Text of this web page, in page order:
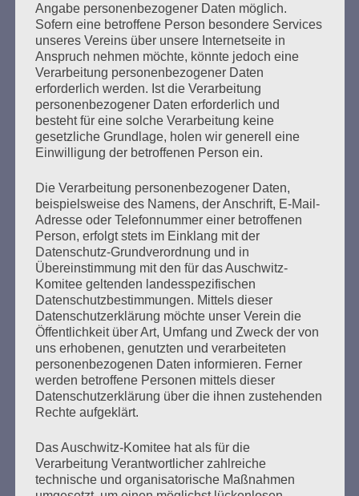
Erinnern heißt handeln:
GEMEINSAM GEGEN DEN HASS
Erstellt am13. Januar 2019
Video der Veranstaltung GEGEN DAS VERGESSEN des
Auschwitz-Komitees anlässlich der Befreiung des KZ
Auschwitz am 13. Januar 2019 im Polittbüro in Hamburg
mehr ...
Seitennummerierung
der
Beiträge
Zurück 32
Ich kann mir nichts Schlimmeres vorstellen, als dass
die Erfahrung meiner Generation in Vergessenheit
des Krieges, alles, was wir erlitten haben, umsonst
gewesen.
Aber ihr seid da. Wir bauen auf euch. Ich vertraue
Angabe personenbezogener Daten möglich.
Sofern eine betroffene Person besondere Services
unseres Vereins über unsere Internetseite in
Anspruch nehmen möchte, könnte jedoch eine
Verarbeitung personenbezogener Daten
erforderlich werden. Ist die Verarbeitung
personenbezogener Daten erforderlich und
besteht für eine solche Verarbeitung keine
gesetzliche Grundlage, holen wir generell eine
Einwilligung der betroffenen Person ein.
Die Verarbeitung personenbezogener Daten,
beispielsweise des Namens, der Anschrift, E-Mail-
Adresse oder Telefonnummer einer betroffenen
Person, erfolgt stets im Einklang mit der
Datenschutz-Grundverordnung und in
Übereinstimmung mit den für das Auschwitz-
Komitee geltenden landesspezifischen
Datenschutzbestimmungen. Mittels dieser
Datenschutzerklärung möchte unser Verein die
Öffentlichkeit über Art, Umfang und Zweck der von
uns erhobenen, genutzten und verarbeiteten
personenbezogenen Daten informieren. Ferner
werden betroffene Personen mittels dieser
Datenschutzerklärung über die ihnen zustehenden
Rechte aufgeklärt.
Das Auschwitz-Komitee hat als für die
Verarbeitung Verantwortlicher zahlreiche
technische und organisatorische Maßnahmen